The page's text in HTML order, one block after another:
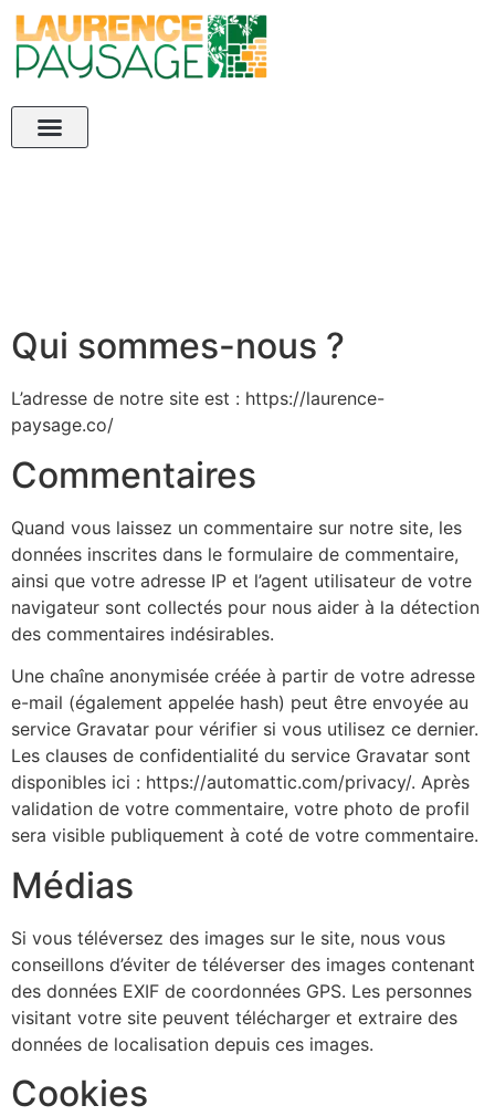
Politique de
Qui sommes-nous ?
L’adresse de notre site est : https://laurence-
paysage.co/
Commentaires
Quand vous laissez un commentaire sur notre site, les
données inscrites dans le formulaire de commentaire,
ainsi que votre adresse IP et l’agent utilisateur de votre
navigateur sont collectés pour nous aider à la détection
des commentaires indésirables.
Une chaîne anonymisée créée à partir de votre adresse
e-mail (également appelée hash) peut être envoyée au
service Gravatar pour vérifier si vous utilisez ce dernier.
Les clauses de confidentialité du service Gravatar sont
disponibles ici : https://automattic.com/privacy/. Après
validation de votre commentaire, votre photo de profil
sera visible publiquement à coté de votre commentaire.
Médias
Si vous téléversez des images sur le site, nous vous
conseillons d’éviter de téléverser des images contenant
des données EXIF de coordonnées GPS. Les personnes
visitant votre site peuvent télécharger et extraire des
données de localisation depuis ces images.
Cookies